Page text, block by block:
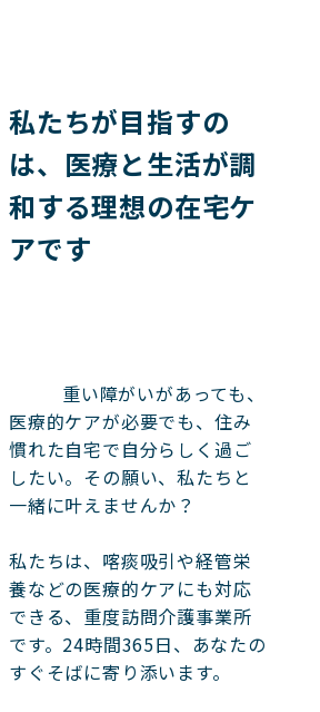
私たちが目指すの
は、医療と生活が調
和する理想の在宅ケ
アです
医療的ケアが必要でも、住み
慣れた自宅で自分らしく過ご
したい。その願い、私たちと
一緒に叶えませんか？
私たちは、喀痰吸引や経管栄
養などの医療的ケアにも対応
できる、重度訪問介護事業所
です。24時間365日、あなたの
すぐそばに寄り添います。